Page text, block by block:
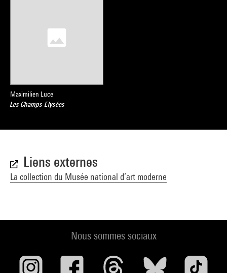
Maximilien Luce
Les Champs-Elysées
Liens externes
La collection du Musée national d’art moderne
Nous sommes sociaux